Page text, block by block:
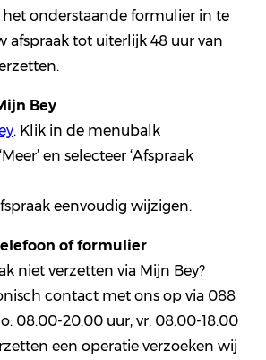
het onderstaande formulier in te
afspraak tot uiterlijk 48 uur van
Bey
. Klik in de menubalk
en selecteer ‘Afspraak
eenvoudig wijzigen.
of formulier
niet verzetten via Mijn Bey?
contact met ons op via 088
08.00-20.00 uur, vr: 08.00-18.00
een operatie verzoeken wij